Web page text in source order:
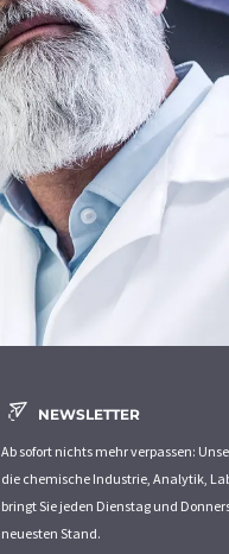
NEWSLETTER
Ab sofort nichts mehr verpassen:
die chemische Industrie, Analytik,
bringt Sie jeden Dienstag und
neuesten Stand.